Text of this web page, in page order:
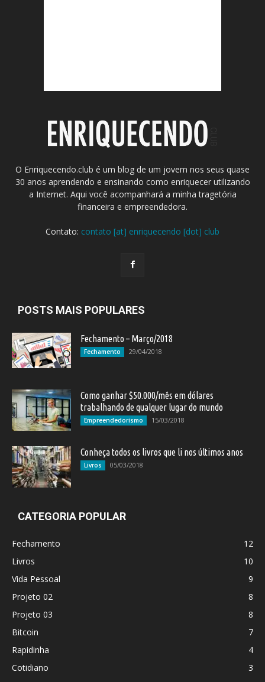
O Enriquecendo.club é um blog de um jovem nos seus quase
30 anos aprendendo e ensinando como enriquecer utilizando
a Internet. Aqui você acompanhará a minha tragetória
financeira e empreendedora.
Contato: contato [at] enriquecendo [dot] club
POSTS MAIS POPULARES
Fechamento – Março/2018
Fechamento 29/04/2018
Como ganhar $50.000/mês em dólares
trabalhando de qualquer lugar do mundo
Empreendedorismo 15/03/2018
Conheça todos os livros que li nos últimos anos
Livros 05/03/2018
CATEGORIA POPULAR
Fechamento
12
Livros
10
Vida Pessoal
9
Projeto 02
8
Projeto 03
8
Bitcoin
7
Rapidinha
4
Cotidiano
3